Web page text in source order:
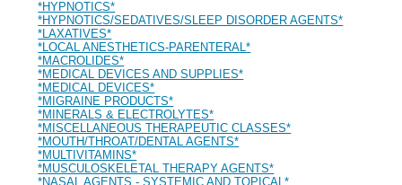
*HYPNOTICS*
*HYPNOTICS/SEDATIVES/SLEEP DISORDER AGENTS*
*LAXATIVES*
*LOCAL ANESTHETICS-PARENTERAL*
*MACROLIDES*
*MEDICAL DEVICES AND SUPPLIES*
*MEDICAL DEVICES*
*MIGRAINE PRODUCTS*
*MINERALS & ELECTROLYTES*
*MISCELLANEOUS THERAPEUTIC CLASSES*
*MOUTH/THROAT/DENTAL AGENTS*
*MULTIVITAMINS*
*MUSCULOSKELETAL THERAPY AGENTS*
*NASAL AGENTS - SYSTEMIC AND TOPICAL*